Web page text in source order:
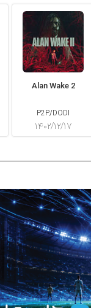
Alan Wake 2
P2P/DODI
۱۴۰۲/۱۲/۱۷